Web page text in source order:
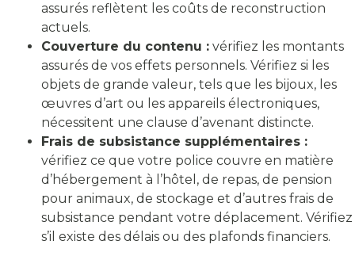
assurés reflètent les coûts de reconstruction
actuels.
Couverture du contenu : vérifiez les montants
assurés de vos effets personnels. Vérifiez si les
objets de grande valeur, tels que les bijoux, les
œuvres d’art ou les appareils électroniques,
nécessitent une clause d’avenant distincte.
Frais de subsistance supplémentaires :
vérifiez ce que votre police couvre en matière
d’hébergement à l’hôtel, de repas, de pension
pour animaux, de stockage et d’autres frais de
subsistance pendant votre déplacement. Vérifiez
s’il existe des délais ou des plafonds financiers.